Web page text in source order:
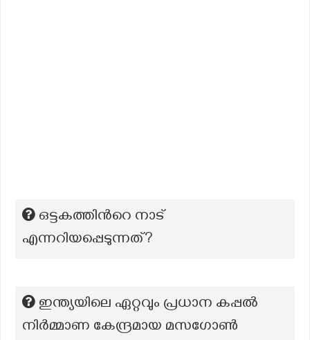
ഒട്ടകത്തിന്‍റെ നാട്
എന്നറിയപ്പെടുന്നത്?
ഇന്ത്യയിലെ ഏറ്റവും പ്രധാന കപ്പൽ
നിർമ്മാണ കേന്ദ്രമായ മസഗോൺ